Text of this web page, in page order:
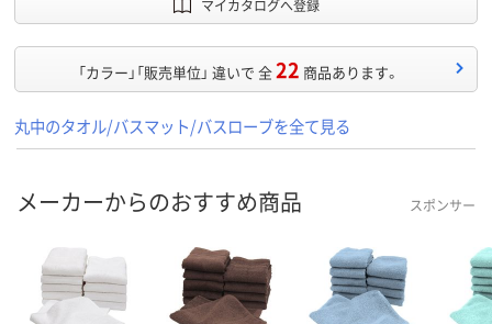
マイカタログへ登録
「カラー」「販売単位」 違いで 全22 商品あります。
丸中のタオル/バスマット/バスローブを全て見る
メーカーからのおすすめ商品 スポンサー